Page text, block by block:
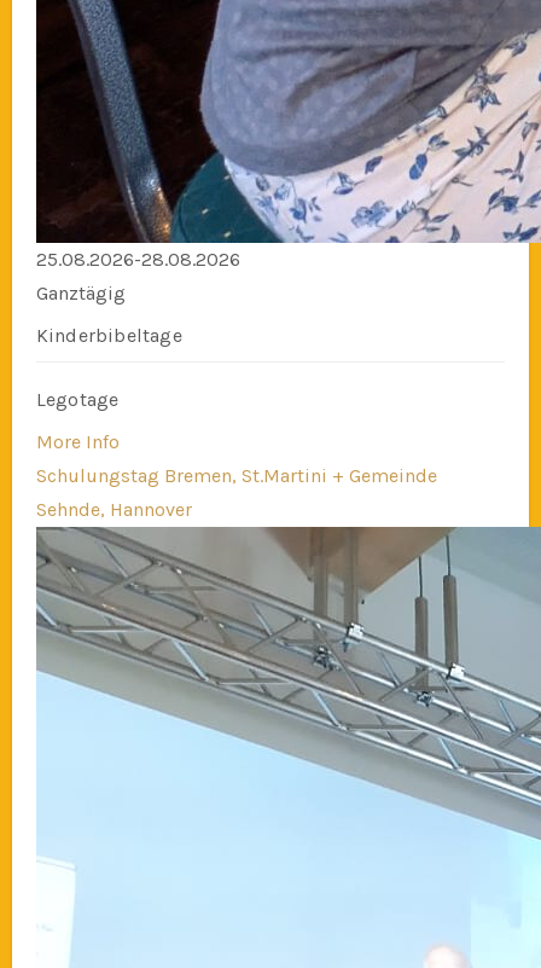
25.08.2026-28.08.2026
Ganztägig
Kinderbibeltage
Legotage
More Info
Schulungstag Bremen, St.Martini + Gemeinde
Sehnde, Hannover